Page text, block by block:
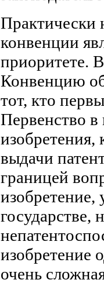
Практически
конвенции
приоритете.
Конвенцию
тот, кто
Первенство в
изобретения,
выдачи
границей
изобретение,
государстве,
изобретение
очень